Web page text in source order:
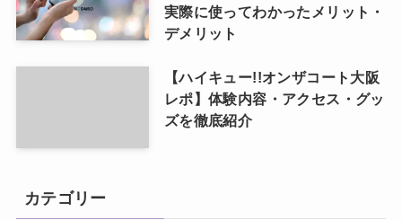
実際に使ってわかったメリット・
デメリット
【ハイキュー!!オンザコート大阪
レポ】体験内容・アクセス・グッ
ズを徹底紹介
カテゴリー